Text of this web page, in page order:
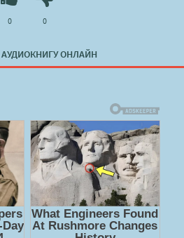
"(Не)Твоя семья - Оливия
booksaudio-online.com
ОНЛАЙН
0 0